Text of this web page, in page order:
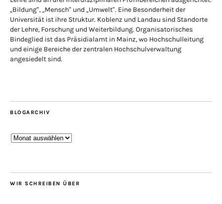
„Bildung“, „Mensch“ und „Umwelt“. Eine Besonderheit der
Universität ist ihre Struktur. Koblenz und Landau sind Standorte
der Lehre, Forschung und Weiterbildung. Organisatorisches
Bindeglied ist das Präsidialamt in Mainz, wo Hochschulleitung
und einige Bereiche der zentralen Hochschulverwaltung
angesiedelt sind.
BLOGARCHIV
Blogarchiv
WIR SCHREIBEN ÜBER